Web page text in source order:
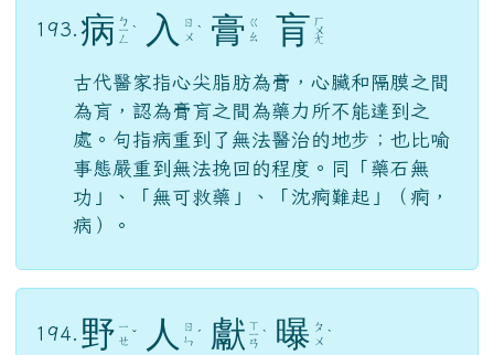
193. 病 ㄅ
ㄧ
ㄥ
ˋ 入
ㄖ
ㄨ ˋ 膏 ㄍ
ㄠ
肓 ㄏ
ㄨ
ㄤ
古代醫家指心尖脂肪為膏，心臟和隔膜之間
為肓，認為膏肓之間為藥力所不能達到之
處。句指病重到了無法醫治的地步；也比喻
事態嚴重到無法挽回的程度。同「藥石無
功」、「無可救藥」、「沈痾難起」（痾，
病）。
194. 野 ㄧ
ㄝ ˇ 人
ㄖ
ㄣ ˊ 獻 ㄒ
ㄧ
ㄢ
ˋ 曝 ㄆ
ㄨ ˋ